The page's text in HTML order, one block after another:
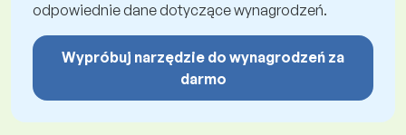
odpowiednie dane dotyczące wynagrodzeń.
Wypróbuj narzędzie do wynagrodzeń za
darmo